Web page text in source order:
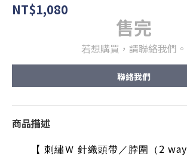
NT$1,080
售完
若想購買，請聯絡我們。
聯絡我們
商品描述
【 刺繡Ｗ 針織頭帶／脖圍（ 2 way